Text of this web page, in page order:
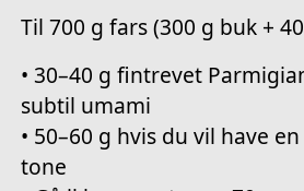
Til 700 g fars (300 g buk +
• 30–40 g fintrevet
subtil umami
• 50–60 g hvis du vil have
tone